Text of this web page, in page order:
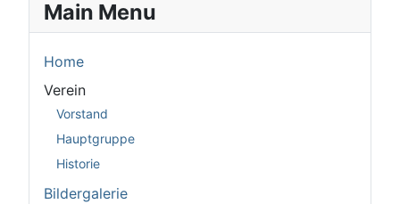
Main Menu
Home
Verein
Vorstand
Hauptgruppe
Historie
Bildergalerie